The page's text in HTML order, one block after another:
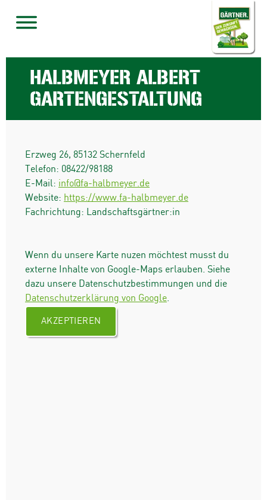
HALBMEYER ALBERT
GARTENGESTALTUNG
Erzweg 26, 85132 Schernfeld
Telefon: 08422/98188
E-Mail: info@fa-halbmeyer.de
Website: https://www.fa-halbmeyer.de
Fachrichtung: Landschaftsgärtner:in
Wenn du unsere Karte nuzen möchtest musst du
externe Inhalte von Google-Maps erlauben. Siehe
dazu unsere Datenschutzbestimmungen und die
Datenschutzerklärung von Google.
AKZEPTIEREN